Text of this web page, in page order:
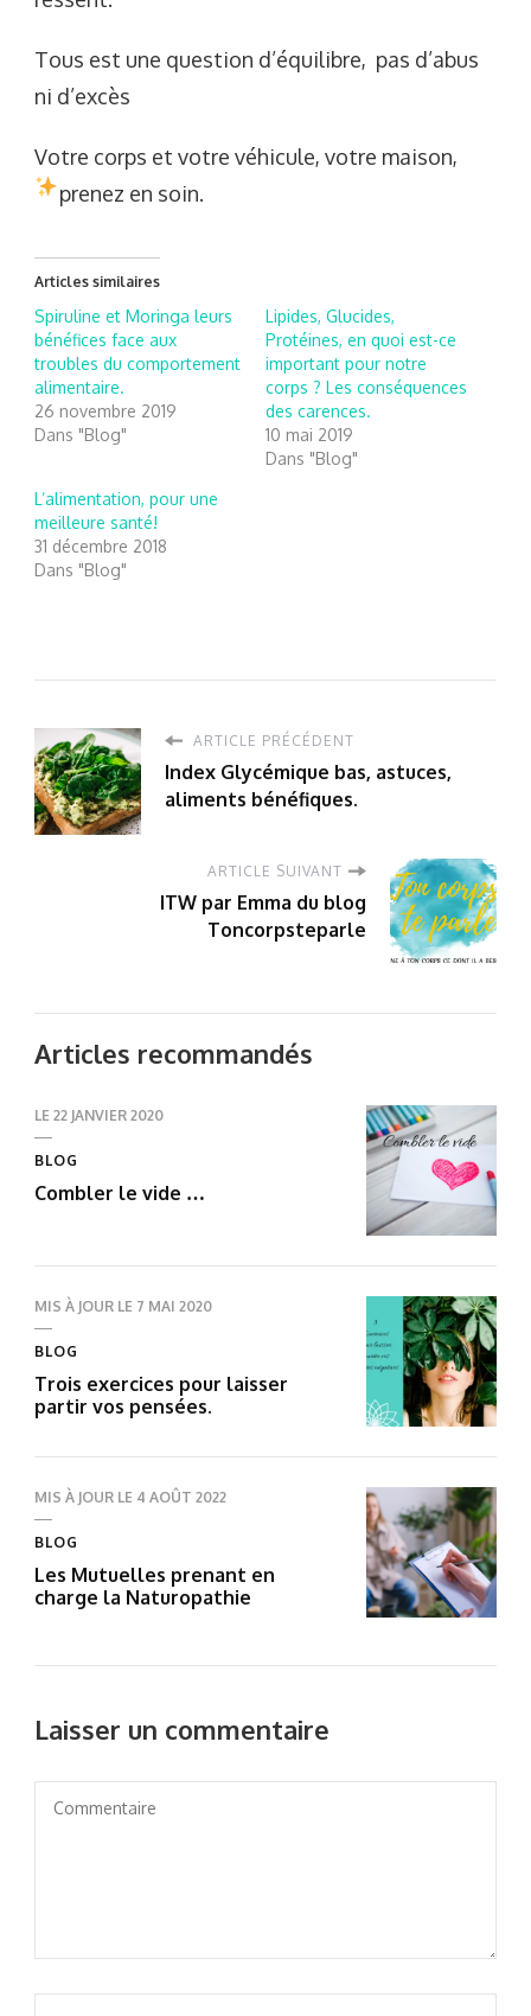
Tous est une question d’équilibre, pas d’abus
ni d’excès
Votre corps et votre véhicule, votre maison,
prenez en soin.
Articles similaires
Spiruline et Moringa leurs
bénéfices face aux
troubles du comportement
alimentaire.
26 novembre 2019
Dans "Blog"
Lipides, Glucides,
Protéines, en quoi est-ce
important pour notre
corps ? Les conséquences
des carences.
10 mai 2019
Dans "Blog"
L’alimentation, pour une
meilleure santé!
31 décembre 2018
Dans "Blog"
ARTICLE PRÉCÉDENT
Index Glycémique bas, astuces,
aliments bénéfiques.
ARTICLE SUIVANT
ITW par Emma du blog
Toncorpsteparle
Articles recommandés
LE 22 JANVIER 2020
BLOG
Combler le vide …
MIS À JOUR LE 7 MAI 2020
BLOG
Trois exercices pour laisser
partir vos pensées.
MIS À JOUR LE 4 AOÛT 2022
BLOG
Les Mutuelles prenant en
charge la Naturopathie
Laisser un commentaire